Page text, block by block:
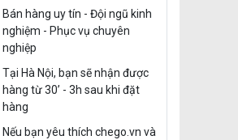
Bán hàng uy tín - Đội ngũ kinh
nghiệm - Phục vụ chuyên
nghiệp
Tại Hà Nội, bạn sẽ nhận được
hàng từ 30’ - 3h sau khi đặt
hàng
Nếu bạn yêu thích chego.vn và